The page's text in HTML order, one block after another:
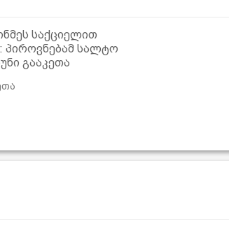
საქციელით
პიროვნებამ სალტო
გააკეთა